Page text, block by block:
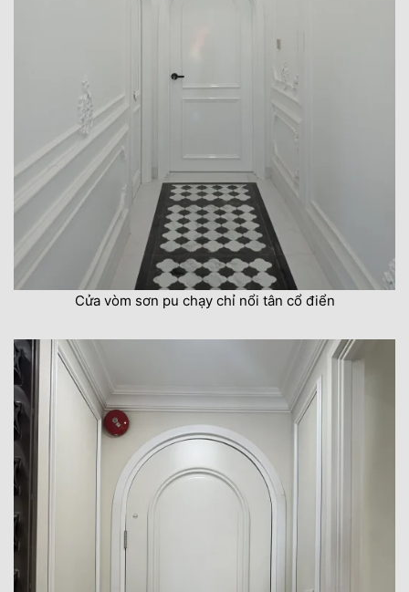
Cửa vòm sơn pu chạy chỉ nổi tân cổ điển